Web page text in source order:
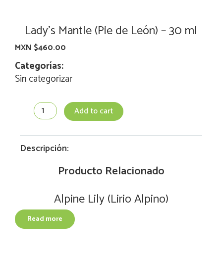
Lady’s Mantle (Pie de León) – 30 ml
MXN $460.00
Categorías:
Sin categorizar
de
León)
Add to cart
Descripción:
Producto Relacionado
Alpine Lily (Lirio Alpino)
Read more